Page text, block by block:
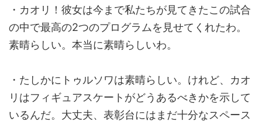
・カオリ！彼女は今まで私たちが見てきたこの試合
の中で最高の2つのプログラムを見せてくれたわ。
素晴らしい。本当に素晴らしいわ。
・たしかにトゥルソワは素晴らしい。けれど、カオ
リはフィギュアスケートがどうあるべきかを示して
いるんだ。大丈夫、表彰台にはまだ十分なスペース